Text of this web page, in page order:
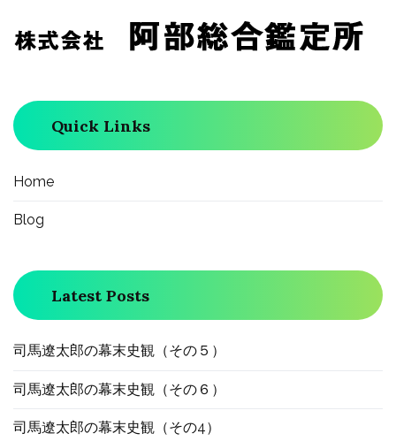
ゲ
シ
ョ
Quick Links
Home
Blog
Latest Posts
司馬遼太郎の幕末史観（その５）
司馬遼太郎の幕末史観（その６）
司馬遼太郎の幕末史観（その4）